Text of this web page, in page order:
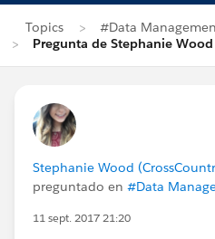
Topics
#Data
Pregunta de Stephanie Wood
Stephanie Wood
preguntado en #Data
11 sept. 2017 21:20